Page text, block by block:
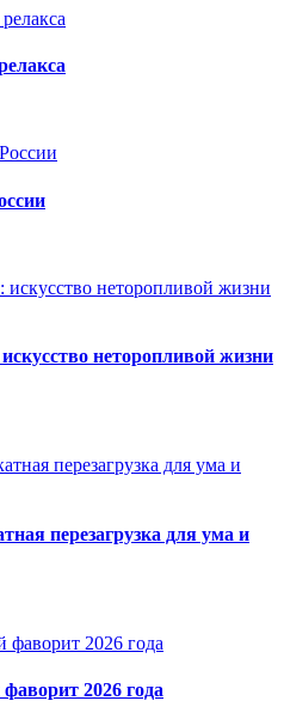
неторопливой жизни
перезагрузка для ума и
2026 года